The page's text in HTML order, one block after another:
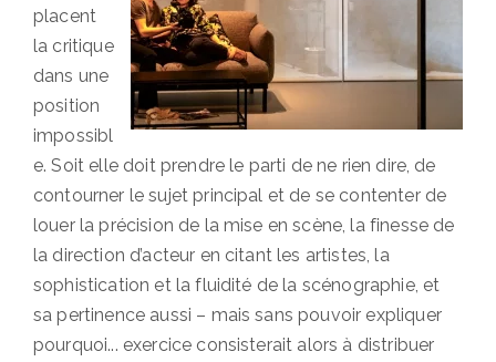
placent
la critique
dans une
position
impossibl
e. Soit elle doit prendre le parti de ne rien dire, de
contourner le sujet principal et de se contenter de
louer la précision de la mise en scène, la finesse de
la direction d’acteur en citant les artistes, la
sophistication et la fluidité de la scénographie, et
sa pertinence aussi – mais sans pouvoir expliquer
pourquoi... exercice consisterait alors à distribuer